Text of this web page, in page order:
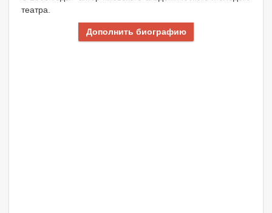
театра.
Дополнить биографию